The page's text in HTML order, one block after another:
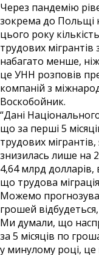
Через пандемію
зокрема до Польщі
цього року
трудових
набагато менше,
це УНН розповів
компаній з
Воскобойник.
“Дані
що за перші 5
трудових
знизилась лише на
4,64 млрд
що трудова
Можемо
грошей
Ми думали, що
за 5 місяців по
у минулому році,